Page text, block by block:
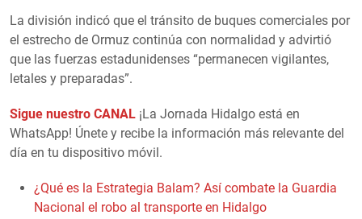
La división indicó que el tránsito de buques comerciales por
el estrecho de Ormuz continúa con normalidad y advirtió
que las fuerzas estadunidenses “permanecen vigilantes,
letales y preparadas”.
Sigue nuestro CANAL ¡La Jornada Hidalgo está en
WhatsApp! Únete y recibe la información más relevante del
día en tu dispositivo móvil.
¿Qué es la Estrategia Balam? Así combate la Guardia
Nacional el robo al transporte en Hidalgo